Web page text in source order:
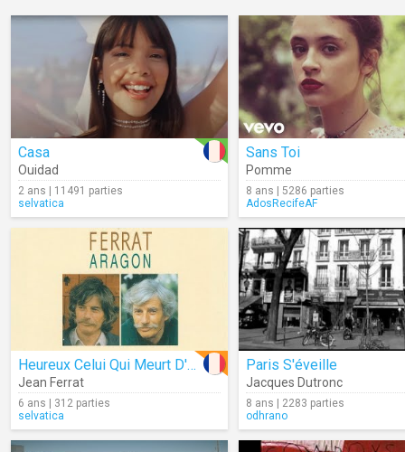
Casa
Ouidad
2 ans | 11491 parties
selvatica
Sans Toi
Pomme
8 ans | 5286 parties
AdosRecifeAF
Heureux Celui Qui Meurt D'aimer (Audio)
Jean Ferrat
6 ans | 312 parties
selvatica
Paris S'éveille
Jacques Dutronc
8 ans | 2283 parties
odhrano